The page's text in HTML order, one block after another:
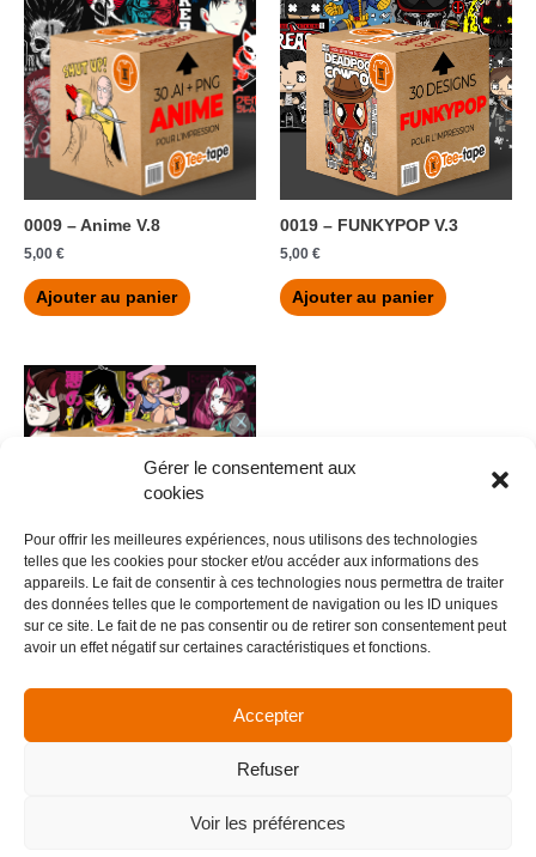
Gérer le consentement aux
cookies
Pour offrir les meilleures expériences, nous utilisons des technologies
telles que les cookies pour stocker et/ou accéder aux informations des
appareils. Le fait de consentir à ces technologies nous permettra de traiter
des données telles que le comportement de navigation ou les ID uniques
sur ce site. Le fait de ne pas consentir ou de retirer son consentement peut
avoir un effet négatif sur certaines caractéristiques et fonctions.
Accepter
Refuser
Voir les préférences
0009 – Anime V.8
5,00 €
Ajouter au panier
0019 – FUNKYPOP V.3
5,00 €
Ajouter au panier
0013 – Anime V.12
5,00 €
Ajouter au panier
Menu